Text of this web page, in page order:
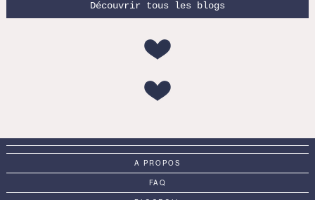
Découvrir tous les blogs
A PROPOS
FAQ